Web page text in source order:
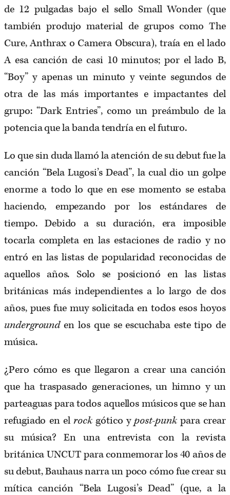
de 12 pulgadas bajo el sello Small Wonder (que
también produjo material de grupos como The
Cure, Anthrax o Camera Obscura), traía en el lado
A esa canción de casi 10 minutos; por el lado B,
“Boy” y apenas un minuto y veinte segundos de
otra de las más importantes e impactantes del
grupo: “Dark Entries”, como un preámbulo de la
potencia que la banda tendría en el futuro.
Lo que sin duda llamó la atención de su debut fue la
canción “Bela Lugosi’s Dead”, la cual dio un golpe
enorme a todo lo que en ese momento se estaba
haciendo, empezando por los estándares de
tiempo. Debido a su duración, era imposible
tocarla completa en las estaciones de radio y no
entró en las listas de popularidad reconocidas de
aquellos años. Solo se posicionó en las listas
británicas más independientes a lo largo de dos
años, pues fue muy solicitada en todos esos hoyos
undergrounden los que se escuchaba este tipo de
música.
¿Pero cómo es que llegaron a crear una canción
que ha traspasado generaciones, un himno y un
parteaguas para todos aquellos músicos que se han
refugiado en elrockgótico ypost-punkpara crear
su música? En una entrevista con la revista
británica UNCUT para conmemorar los 40 años de
su debut, Bauhaus narra un poco cómo fue crear su
mítica canción “Bela Lugosi’s Dead” (que, a la